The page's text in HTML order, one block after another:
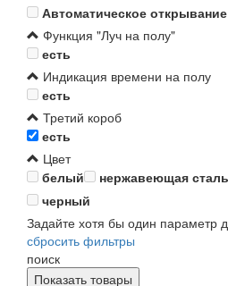
Автоматическое
Функция "Луч на полу"
есть
Индикация времени на полу
есть
Третий короб
есть
Цвет
белый
нержавеющая сталь
черный
Задайте хотя бы один параметр
сбросить фильтры
поиск